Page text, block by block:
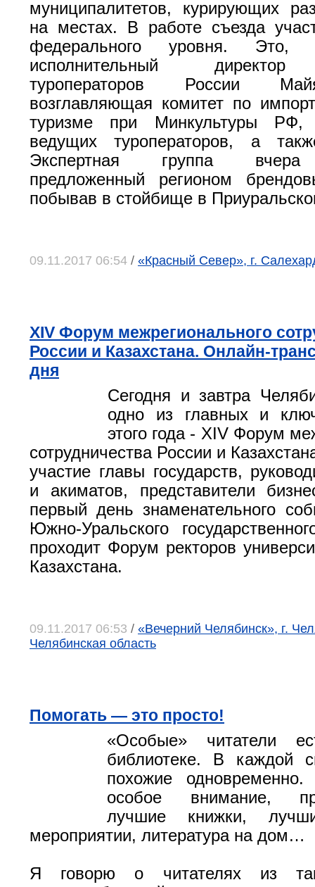
муниципалитетов, курирующих
на местах. В работе съезда
федерального уровня. Это,
исполнительный директор
туроператоров России
возглавляющая комитет по
туризме при Минкультуры РФ,
ведущих туроператоров, а
Экспертная группа вчера
предложенный регионом
побывав в стойбище в
09.11.2017 06:54 / «Красный Север», г.
XIV Форум межрегионального
России и Казахстана. Онлайн-
дня
Сегодня и завтра
одно из главных и
этого года - XIV Форум
сотрудничества России и
участие главы государств,
и акиматов, представители
первый день знаменательного
Южно-Уральского
проходит Форум ректоров
Казахстана.
09.11.2017 06:53 / «Вечерний Челябинск», г.
Челябинская область
Помогать — это просто!
«Особые» читатели
библиотеке. В каждой
похожие
особое внимание,
лучшие книжки,
мероприятии, литература на дом…
Я говорю о читателях из